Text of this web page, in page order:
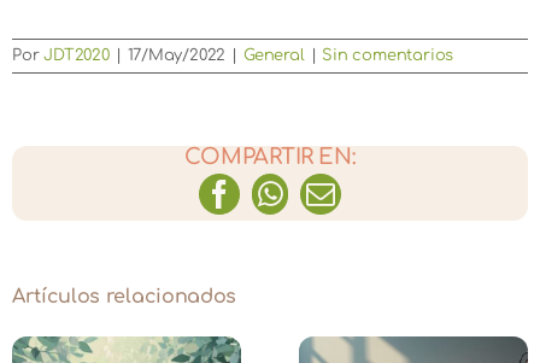
PorJDT2020 17/May/2022 General Sin comentarios
COMPARTIR EN:
Facebook
WhatsApp
Correo
Artículos relacionados